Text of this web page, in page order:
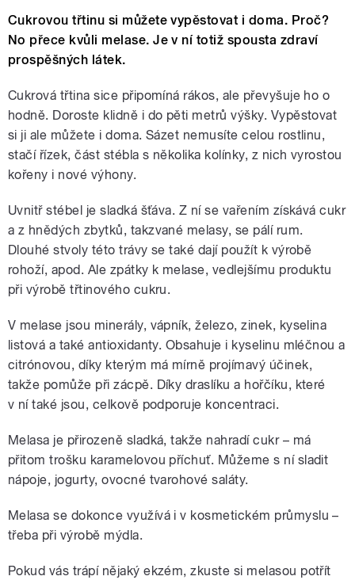
Cukrovou třtinu si můžete vypěstovat i doma. Proč?
No přece kvůli melase. Je v ní totiž spousta zdraví
prospěšných látek.
Cukrová třtina sice připomíná rákos, ale převyšuje ho o
hodně. Doroste klidně i do pěti metrů výšky. Vypěstovat
si ji ale můžete i doma. Sázet nemusíte celou rostlinu,
stačí řízek, část stébla s několika kolínky, z nich vyrostou
kořeny i nové výhony.
Uvnitř stébel je sladká šťáva. Z ní se vařením získává cukr
a z hnědých zbytků, takzvané melasy, se pálí rum.
Dlouhé stvoly této trávy se také dají použít k výrobě
rohoží, apod. Ale zpátky k melase, vedlejšímu produktu
při výrobě třtinového cukru.
V melase jsou minerály, vápník, železo, zinek, kyselina
listová a také antioxidanty. Obsahuje i kyselinu mléčnou a
citrónovou, díky kterým má mírně projímavý účinek,
takže pomůže při zácpě. Díky draslíku a hořčíku, které
v ní také jsou, celkově podporuje koncentraci.
Melasa je přirozeně sladká, takže nahradí cukr – má
přitom trošku karamelovou příchuť. Můžeme s ní sladit
nápoje, jogurty, ovocné tvarohové saláty.
Melasa se dokonce využívá i v kosmetickém průmyslu –
třeba při výrobě mýdla.
Pokud vás trápí nějaký ekzém, zkuste si melasou potřít